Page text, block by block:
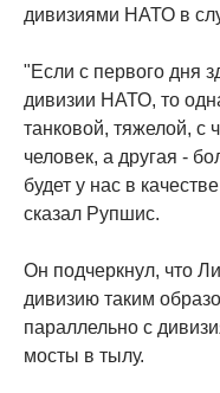
дивизиями НАТО в
"Если с первого дня
дивизии НАТО, то
танковой, тяжелой, с
человек, а другая -
будет у нас в
сказал Рупшис.
Он подчеркнул, что
дивизию таким
параллельно с
мосты в тылу.